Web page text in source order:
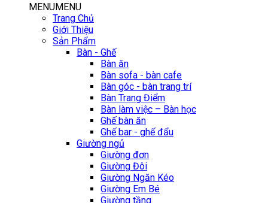
MENUMENU
Trang Chủ
Giới Thiệu
Sản Phẩm
Bàn - Ghế
Bàn ăn
Bàn sofa - bàn cafe
Bàn góc - bàn trang trí
Bàn Trang Điểm
Bàn làm việc – Bàn học
Ghế bàn ăn
Ghế bar - ghế đẩu
Giường ngủ
Giường đơn
Giường Đôi
Giường Ngăn Kéo
Giường Em Bé
Giường tầng